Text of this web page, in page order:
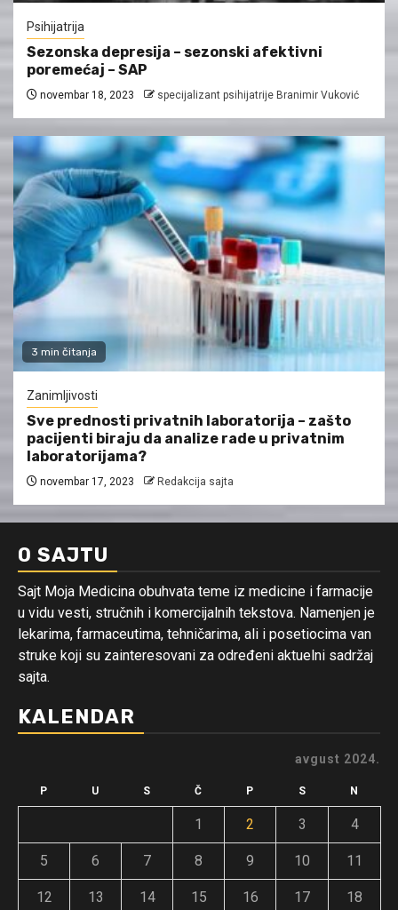
Psihijatrija
Sezonska depresija – sezonski afektivni
poremećaj – SAP
novembar 18, 2023 specijalizant psihijatrije Branimir Vuković
3 min čitanja
Zanimljivosti
Sve prednosti privatnih laboratorija – zašto
pacijenti biraju da analize rade u privatnim
laboratorijama?
novembar 17, 2023 Redakcija sajta
O SAJTU
Sajt Moja Medicina obuhvata teme iz medicine i farmacije
u vidu vesti, stručnih i komercijalnih tekstova. Namenjen je
lekarima, farmaceutima, tehničarima, ali i posetiocima van
struke koji su zainteresovani za određeni aktuelni sadržaj
sajta.
KALENDAR
avgust 2024.
P U S Č P S N
1 2 3 4
5 6 7 8 9 10 11
12 13 14 15 16 17 18